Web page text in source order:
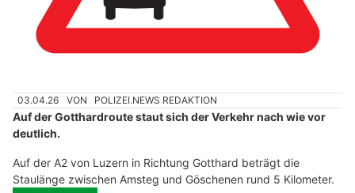
03.04.26 VON POLIZEI.NEWS REDAKTION
Auf der Gotthardroute staut sich der Verkehr nach wie vor
deutlich.
Auf der A2 von Luzern in Richtung Gotthard beträgt die
Staulänge zwischen Amsteg und Göschenen rund 5 Kilometer.